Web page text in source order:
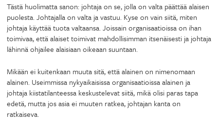
Tästä huolimatta sanon: johtaja on se, jolla on valta päättää alaisen
puolesta. Johtajalla on valta ja vastuu. Kyse on vain siitä, miten
johtaja käyttää tuota valtaansa. Joissain organisaatioissa on ihan
toimivaa, että alaiset toimivat mahdollisimman itsenäisesti ja johtaja
lähinnä ohjailee alaisiaan oikeaan suuntaan.
Mikään ei kuitenkaan muuta sitä, että alainen on nimenomaan
alainen. Useimmissa nykyaikaisissa organisaatioissa alainen ja
johtaja kiistatilanteessa keskustelevat siitä, mikä olisi paras tapa
edetä, mutta jos asia ei muuten ratkea, johtajan kanta on
ratkaiseva.